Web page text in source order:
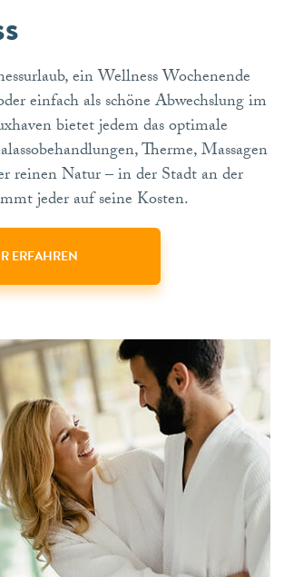
ein Wellness Wochenende
einfach als schöne Abwechslung im
bietet jedem das optimale
Therme, Massagen
reinen Natur – in der Stadt an der
jeder auf seine Kosten.
ERFAHREN